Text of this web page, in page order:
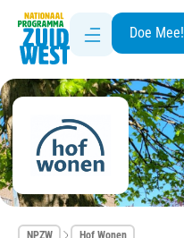
Doe Mee!